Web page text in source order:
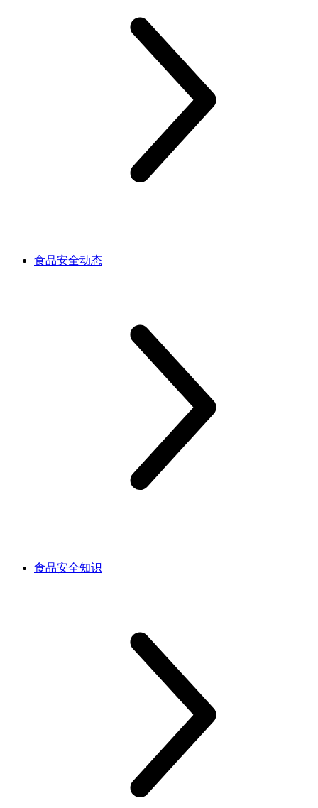
食品安全动态
食品安全知识